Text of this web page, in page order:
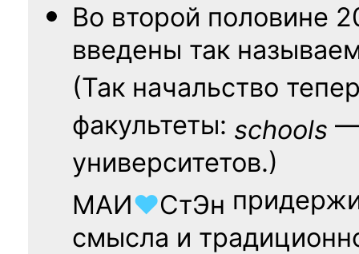
Во второй половине
введены так
(Так начальство
факультеты: schools —
университетов.)
МАИ♥СтЭн
смысла и